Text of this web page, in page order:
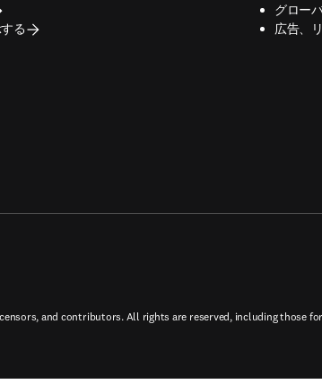
る
グロー
広告、
opens
and contributors. All rights are reserved, including those